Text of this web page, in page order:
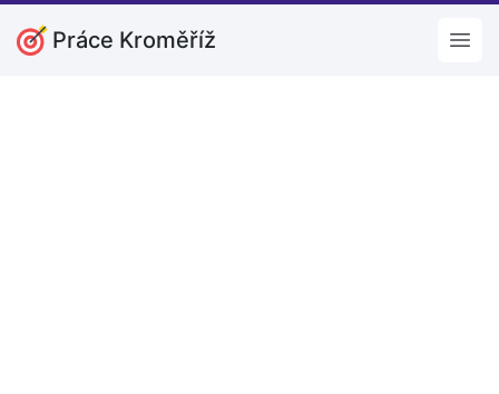
Práce Kroměříž